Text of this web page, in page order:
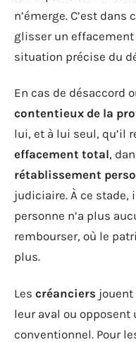
n’émerge. C’est
glisser un
situation précise du
En cas de désaccord
contentieux de la
lui, et à lui seul, qu’il
effacement total,
rétablissement
judiciaire. À ce stade,
personne n’a plus
rembourser, où le
plus.
Les créanciers
leur aval ou opposent
conventionnel. Pour